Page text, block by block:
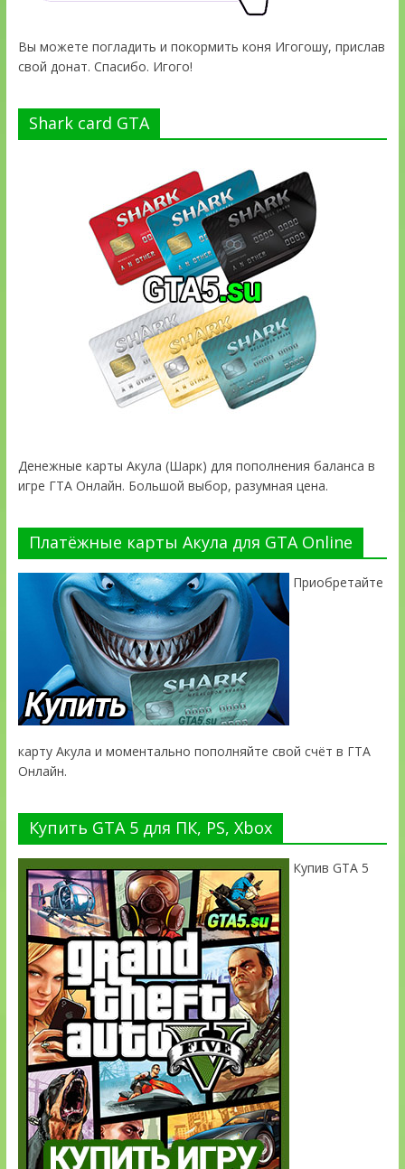
Вы можете погладить и покормить коня Игогошу, прислав
свой донат. Спасибо. Игого!
Shark card GTA
Денежные карты Акула (Шарк) для пополнения баланса в
игре ГТА Онлайн. Большой выбор, разумная цена.
Платёжные карты Акула для GTA Online
Приобретайте
карту Акула и моментально пополняйте свой счёт в ГТА
Онлайн.
Купить GTA 5 для ПК, PS, Xbox
Купив GTA 5